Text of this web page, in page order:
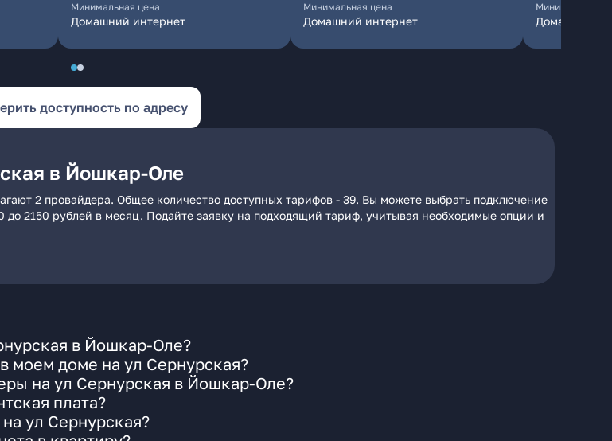
Минимальная цена
Домашний интернет
Минимальная цена
Домашний интернет
Минимальная
Домашний
доступность по адресу
в Йошкар-Оле
2 провайдера. Общее количество доступных тарифов - 39. Вы можете выбрать подключение
2150 рублей в месяц. Подайте заявку на подходящий тариф, учитывая необходимые опции и
в Йошкар-Оле?
моем доме на ул Сернурская?
на ул Сернурская в Йошкар-Оле?
плата?
ул Сернурская?